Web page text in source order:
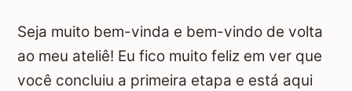
Seja muito bem-vinda e bem-vindo de volta
ao meu ateliê! Eu fico muito feliz em ver que
você concluiu a primeira etapa e está aqui